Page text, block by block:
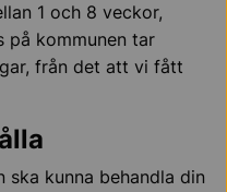
1 och 8 veckor,
på kommunen tar
från det att vi fått
ska kunna behandla din